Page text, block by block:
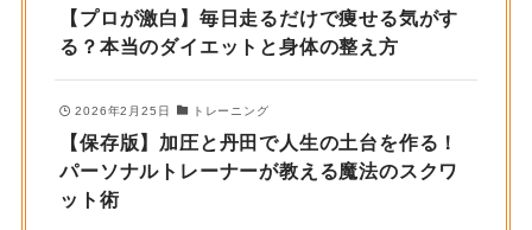
【プロが激白】毎日走るだけで痩せる気がす
る？本当のダイエットと身体の整え方
2026年2月25日 トレーニング
【保存版】加圧と丹田で人生の土台を作る！
パーソナルトレーナーが教える魔法のスクワ
ット術